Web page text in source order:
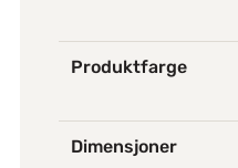
Produktfarge
Dimensjoner